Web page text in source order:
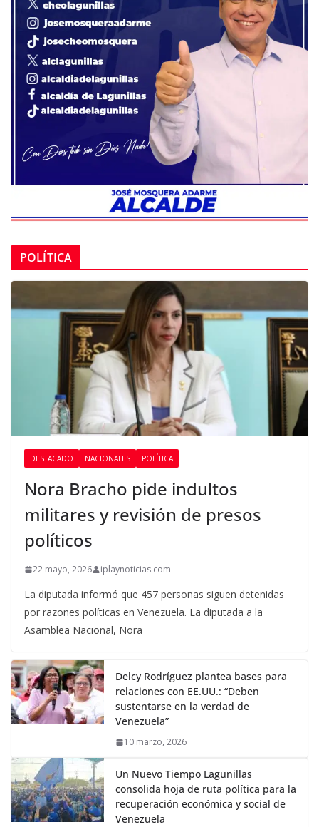
POLÍTICA
DESTACADO NACIONALES POLÍTICA
Nora Bracho pide indultos
militares y revisión de presos
políticos
22 mayo, 2026 iplaynoticias.com
La diputada informó que 457 personas siguen detenidas
por razones políticas en Venezuela. La diputada a la
Asamblea Nacional, Nora
Delcy Rodríguez plantea bases para
relaciones con EE.UU.: “Deben
sustentarse en la verdad de
Venezuela”
10 marzo, 2026
Un Nuevo Tiempo Lagunillas
consolida hoja de ruta política para la
recuperación económica y social de
Venezuela